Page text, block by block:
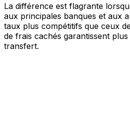
La différence est flagrante
aux principales banques et aux
taux plus compétitifs que ceux
de frais cachés garantissent
transfert.